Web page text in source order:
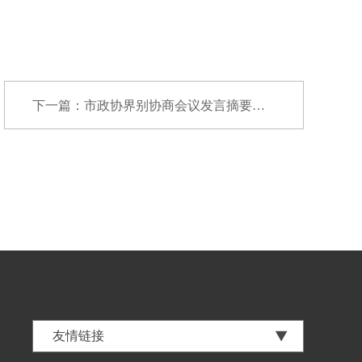
下一篇：市政协界别协商会议发言摘要：破解科技...